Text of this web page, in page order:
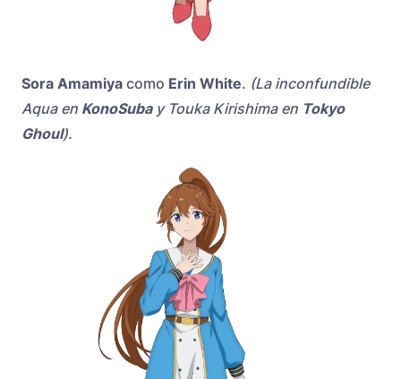
Sora Amamiya como Erin White. (La inconfundible
Aqua en KonoSubay Touka Kirishima en Tokyo
Ghoul).